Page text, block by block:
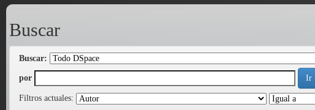
Buscar
Buscar:
por
Filtros actuales: